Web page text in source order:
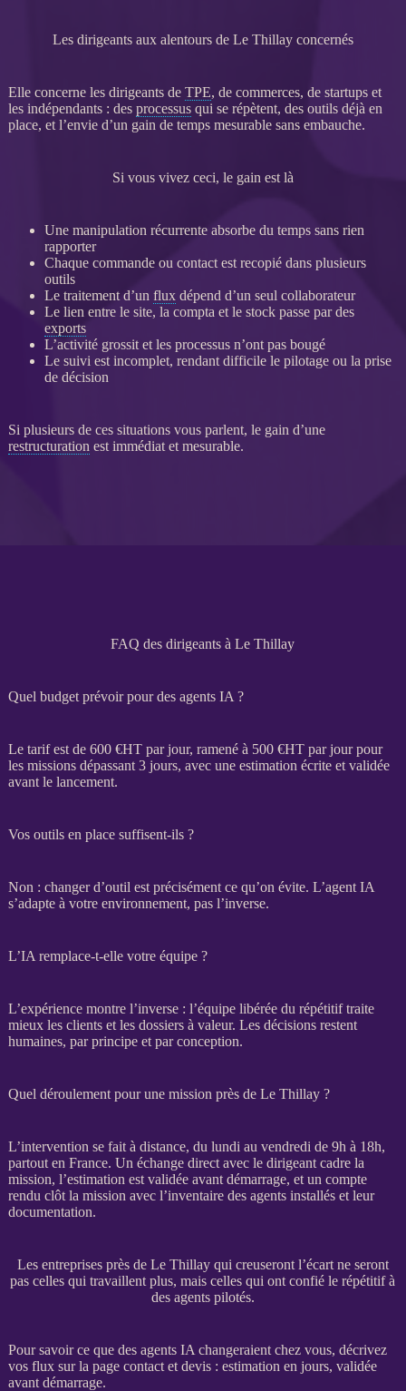
Les dirigeants aux alentours de Le Thillay concernés
Elle concerne les dirigeants de TPE, de commerces, de startups et
les indépendants : des processusqui se répètent, des outils déjà en
place, et l’envie d’un gain de temps mesurable sans embauche.
Si vous vivez ceci, le gain est là
Une manipulation récurrente absorbe du temps sans rien
rapporter
Chaque commande ou contact est recopié dans plusieurs
outils
Le traitement d’un fluxdépend d’un seul collaborateur
Le lien entre le site, la compta et le stock passe par des
exports
L’activité grossit et les processusn’ont pas bougé
Le suivi est incomplet, rendant difficile le pilotageou la prise
de décision
Si plusieurs de ces situations vous parlent, le gain d’une
restructuration est immédiat et mesurable.
FAQ des dirigeants à Le Thillay
Quel budget prévoir pour des agents IA ?
Le tarif est de 600 €HTpar jour, ramené à 500 €HTpar jour pour
les missionsdépassant 3 jours, avec une estimation écrite et validée
avant le lancement.
Vos outils en place suffisent-ils ?
Non : changer d’outil est précisément ce qu’on évite. L’agent IA
s’adapte à votre environnement, pas l’inverse.
L’IA remplace-t-elle votre équipe ?
L’expérience montre l’inverse : l’équipe libérée du répétitif traite
mieux les clients et les dossiers à valeur. Les décisions restent
humaines, par principe et par conception.
Quel déroulement pour une mission près de Le Thillay ?
L’intervention se fait à distance, du lundi au vendredi de 9h à 18h,
partout en France. Un échange direct avec le dirigeant cadre la
mission, l’estimation est validée avant démarrage, et un compte
rendu clôt la mission avec l’inventaire des agentsinstallés et leur
documentation.
Les entreprises près de Le Thillay qui creuseront l’écart ne seront
pas celles qui travaillent plus, mais celles qui ont confié le répétitif à
des agents pilotés.
Pour savoir ce que des agents IA changeraient chez vous, décrivez
vos fluxsur la page contact et devis: estimation en jours, validée
avant démarrage.